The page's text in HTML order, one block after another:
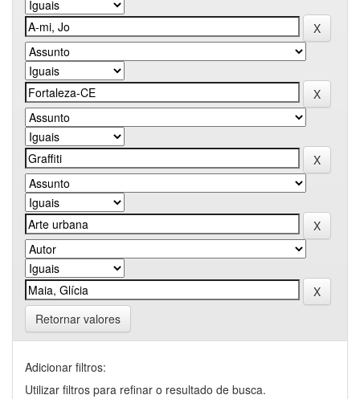
Retornar valores
Adicionar filtros:
Utilizar filtros para refinar o resultado de busca.